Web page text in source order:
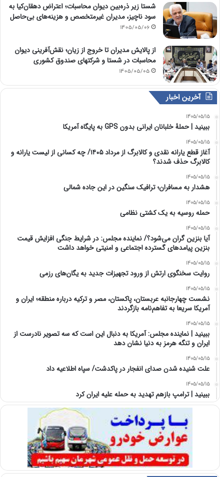
شستا زیر ذره‌بین دیوان محاسبات؛ اعتراض دهقان‌کیا به
سود ناچیز، مدیران غیرمتخصص و هزینه‌های بی‌حاصل
1405/05/06
از پالایش مدیران تا خروج از زیان؛ نقش‌آفرینی دیوان
محاسبات در شستا و شرکتهای صندوق کشوری
1405/05/05
آخرین اخبار
1405/05/15
ببینید | حملۀ خلبانان ایرانی بدون GPS به پایگاه آمریکا
1405/05/15
آغاز قطع یارانه نقدی و کالابرگ از مرداد ۱۴۰۵/ چه کسانی از لیست یارانه و
کالابرگ حذف شدند؟
1405/05/15
هشدار به مسافران؛ ترافیک سنگین در این جاده شمالی
1405/05/15
حمله روسیه به یک کشتی نظامی
1405/05/15
آیا بنزین گران می‌شود؟/ نماینده مجلس: در شرایط جنگی افزایش قیمت
بنزین پیامدهای گسترده اجتماعی و امنیتی خواهد داشت
1405/05/15
روایت سخنگوی ارتش از ورود تجهیزات جدید به یگان‌های رزمی
1405/05/15
نشست چهارجانبه عربستان، پاکستان، مصر و ترکیه درباره منطقه؛ ایران و
آمریکا سریعا به تفاهم‌نامه بازگردند
1405/05/15
ببینید | نماینده مجلس: آمریکا به دنبال این است که سه تصویر نادرست از
ایران و تنگه هرمز به دنیا نشان دهد
1405/05/15
علت شنیده شدن صدای انفجار در پاکدشت/ سپاه اطلاعیه داد
1405/05/15
ببینید | ترامپ بازهم تهدید به حمله علیه ایران کرد